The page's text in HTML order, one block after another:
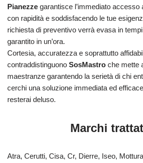
Pianezze garantisce l’immediato accesso
con rapidità e soddisfacendo le tue
richiesta di preventivo verrà evasa in
garantito in un’ora.
Cortesia, accuratezza e soprattutto
contraddistinguono SosMastro che mette
maestranze garantendo la serietà di chi
cerchi una soluzione immediata ed
resterai deluso.
Marchi
Atra, Cerutti, Cisa, Cr, Dierre, Iseo,